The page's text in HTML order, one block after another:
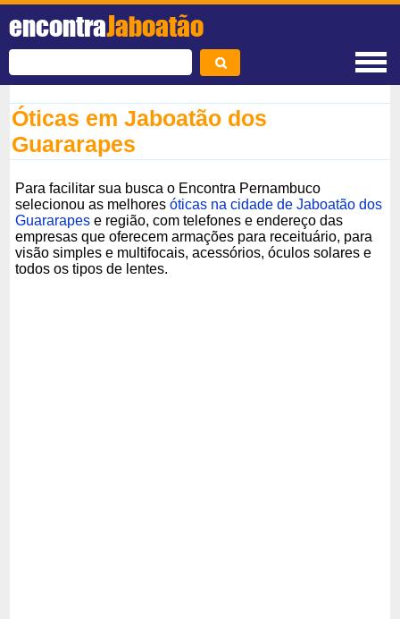
encontraJaboatão
Óticas em Jaboatão dos
Guararapes
Para facilitar sua busca o Encontra Pernambuco
selecionou as melhoresóticas na cidade de Jaboatão dos
Guararapes e região, com telefones e endereço das
empresas que oferecem armações para receituário, para
visão simples e multifocais, acessórios, óculos solares e
todos os tipos de lentes.